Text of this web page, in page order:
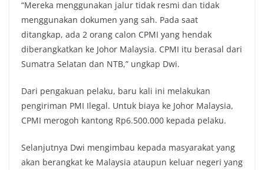
“Mereka menggunakan jalur tidak resmi dan tidak
menggunakan dokumen yang sah. Pada saat
ditangkap, ada 2 orang calon CPMI yang hendak
diberangkatkan ke Johor Malaysia. CPMI itu berasal dari
Sumatra Selatan dan NTB,” ungkap Dwi.
Dari pengakuan pelaku, baru kali ini melakukan
pengiriman PMI Ilegal. Untuk biaya ke Johor Malaysia,
CPMI merogoh kantong Rp6.500.000 kepada pelaku.
Selanjutnya Dwi mengimbau kepada masyarakat yang
akan berangkat ke Malaysia ataupun keluar negeri yang